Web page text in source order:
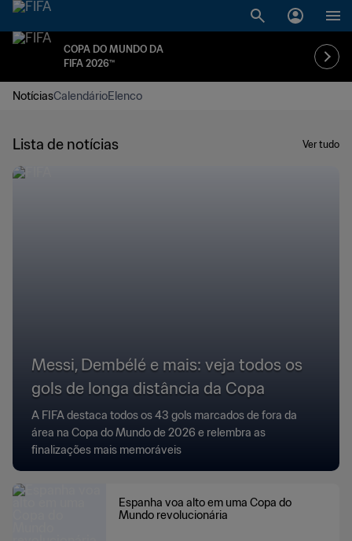
COPA DO MUNDO DA
FIFA 2026™
NotíciasCalendárioElenco
Lista de notícias Ver tudo
Messi, Dembélé e mais: veja todos os
gols de longa distância da Copa
A FIFA destaca todos os 43 gols marcados de fora da
área na Copa do Mundo de 2026 e relembra as
finalizações mais memoráveis
Espanha voa alto em uma Copa do
Mundo revolucionária